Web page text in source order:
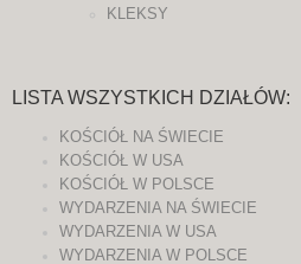
KLEKSY
LISTA WSZYSTKICH DZIAŁÓW:
KOŚCIÓŁ NA ŚWIECIE
KOŚCIÓŁ W USA
KOŚCIÓŁ W POLSCE
WYDARZENIA NA ŚWIECIE
WYDARZENIA W USA
WYDARZENIA W POLSCE